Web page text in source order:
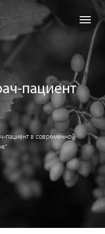
пациент
пациент в современной